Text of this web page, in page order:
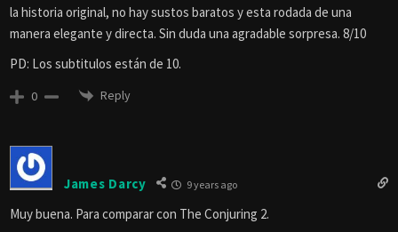
la historia original, no hay sustos baratos y esta rodada de una
manera elegante y directa. Sin duda una agradable sorpresa. 8/10
PD: Los subtitulos están de 10.
0 Reply
James Darcy 9 years ago
Muy buena. Para comparar con The Conjuring 2.